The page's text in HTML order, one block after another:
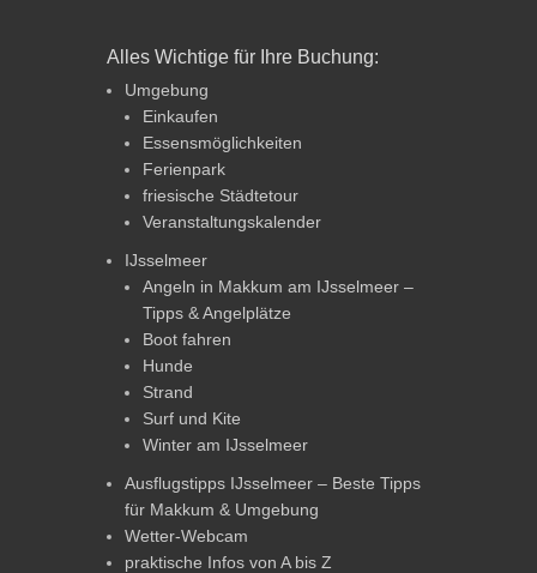
Alles Wichtige für Ihre Buchung:
Umgebung
Einkaufen
Essensmöglichkeiten
Ferienpark
friesische Städtetour
Veranstaltungskalender
IJsselmeer
Angeln in Makkum am IJsselmeer –
Tipps & Angelplätze
Boot fahren
Hunde
Strand
Surf und Kite
Winter am IJsselmeer
Ausflugstipps IJsselmeer – Beste Tipps
für Makkum & Umgebung
Wetter-Webcam
praktische Infos von A bis Z